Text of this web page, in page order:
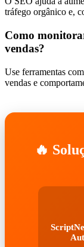
tráfego orgânico e,
Como
vendas?
Use ferramentas
vendas e
🔥